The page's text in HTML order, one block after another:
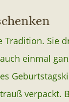
Sie
einmal
verpackt.